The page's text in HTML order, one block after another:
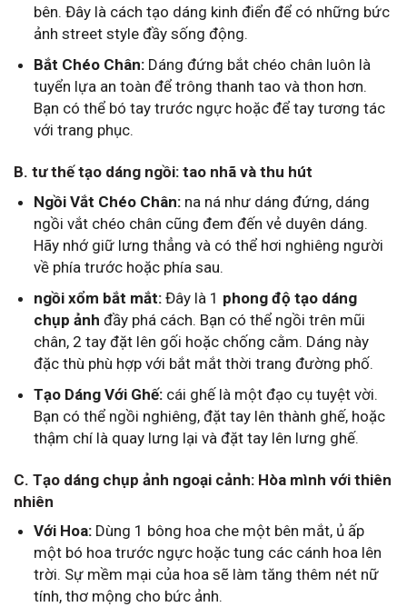
bên. Đây là cách tạo dáng kinh điển để có những bức
ảnh street style đầy sống động.
Bắt Chéo Chân: Dáng đứng bắt chéo chân luôn là
tuyển lựa an toàn để trông thanh tao và thon hơn.
Bạn có thể bó tay trước ngực hoặc để tay tương tác
với trang phục.
B. tư thế tạo dáng ngồi: tao nhã và thu hút
Ngồi Vắt Chéo Chân: na ná như dáng đứng, dáng
ngồi vắt chéo chân cũng đem đến vẻ duyên dáng.
Hãy nhớ giữ lưng thẳng và có thể hơi nghiêng người
về phía trước hoặc phía sau.
ngồi xổm bắt mắt: Đây là 1 phong độ tạo dáng
chụp ảnh đầy phá cách. Bạn có thể ngồi trên mũi
chân, 2 tay đặt lên gối hoặc chống cằm. Dáng này
đặc thù phù hợp với bắt mắt thời trang đường phố.
Tạo Dáng Với Ghế: cái ghế là một đạo cụ tuyệt vời.
Bạn có thể ngồi nghiêng, đặt tay lên thành ghế, hoặc
thậm chí là quay lưng lại và đặt tay lên lưng ghế.
C. Tạo dáng chụp ảnh ngoại cảnh: Hòa mình với thiên
nhiên
Với Hoa: Dùng 1 bông hoa che một bên mắt, ủ ấp
một bó hoa trước ngực hoặc tung các cánh hoa lên
trời. Sự mềm mại của hoa sẽ làm tăng thêm nét nữ
tính, thơ mộng cho bức ảnh.